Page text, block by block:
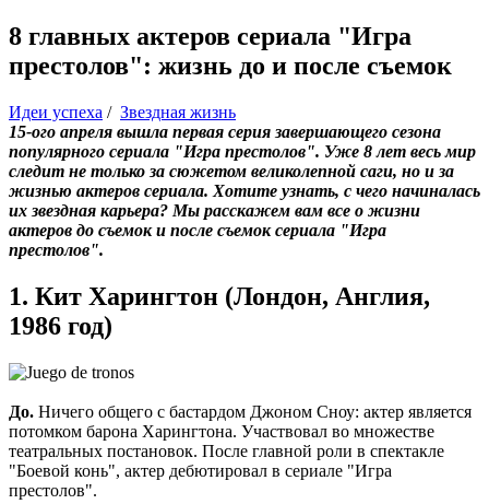
8 главных актеров сериала "Игра
престолов": жизнь до и после съемок
Идеи успеха / Звездная жизнь
15-ого апреля вышла первая серия завершающего сезона
популярного сериала "Игра престолов". Уже 8 лет весь мир
следит не только за сюжетом великолепной саги, но и за
жизнью актеров сериала. Хотите узнать, с чего начиналась
их звездная карьера? Мы расскажем вам все о жизни
актеров до съемок и после съемок сериала "Игра
престолов".
1. Кит Харингтон (Лондон, Англия,
1986 год)
До. Ничего общего с бастардом Джоном Сноу: актер является
потомком барона Харингтона. Участвовал во множестве
театральных постановок. После главной роли в спектакле
"Боевой конь", актер дебютировал в сериале "Игра
престолов".